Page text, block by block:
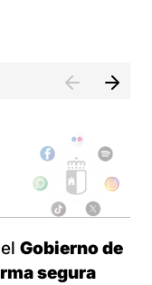
Gobierno de
segura